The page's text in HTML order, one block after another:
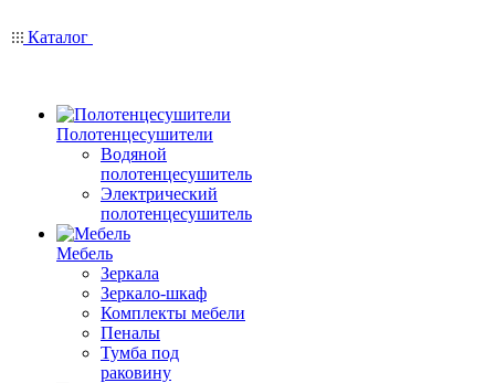
Каталог
Полотенцесушители
Водяной
полотенцесушитель
Электрический
полотенцесушитель
Мебель
Зеркала
Зеркало-шкаф
Комплекты мебели
Пеналы
Тумба под
раковину